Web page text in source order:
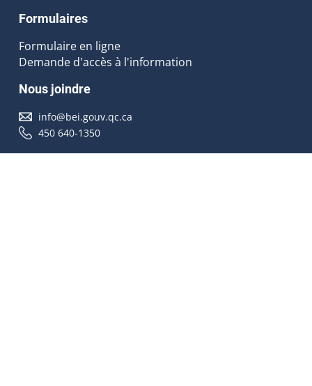
Formulaires
Formulaire en ligne
Demande d'accès à l'information
Nous joindre
info@bei.gouv.qc.ca
450 640-1350